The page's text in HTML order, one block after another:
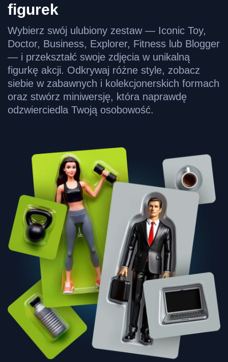
figurek
Wybierz swój ulubiony zestaw — Iconic Toy,
Doctor, Business, Explorer, Fitness lub Blogger
— i przekształć swoje zdjęcia w unikalną
figurkę akcji. Odkrywaj różne style, zobacz
siebie w zabawnych i kolekcjonerskich formach
oraz stwórz miniwersję, która naprawdę
odzwierciedla Twoją osobowość.